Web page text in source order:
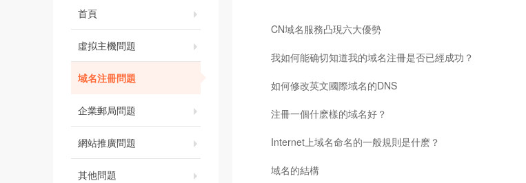
首頁
虛拟主機問題
域名注冊問題
企業郵局問題
網站推廣問題
其他問題
CN域名服務凸現六大優勢
我如何能确切知道我的域名注冊是否已經成功？
如何修改英文國際域名的DNS
注冊一個什麽樣的域名好？
Internet上域名命名的一般規則是什麽？
域名的結構